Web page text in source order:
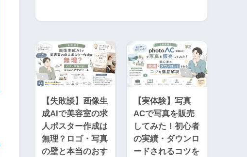
【失敗談】画像生
成AIで美容室の求
人ポスター作成は
無理？ロゴ・写真
の壁と本当のおす
【実体験】写真
ACで写真を販売
してみた！初心者
の実績・ダウンロ
ードされるコツを